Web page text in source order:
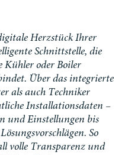
igitale Herzstück Ihrer
lligente Schnittstelle, die
Kühler oder Boiler
indet. Über das integrierte
er als auch Techniker
tliche Installationsdaten –
n und Einstellungen bis
Lösungsvorschlägen. So
ll volle Transparenz und